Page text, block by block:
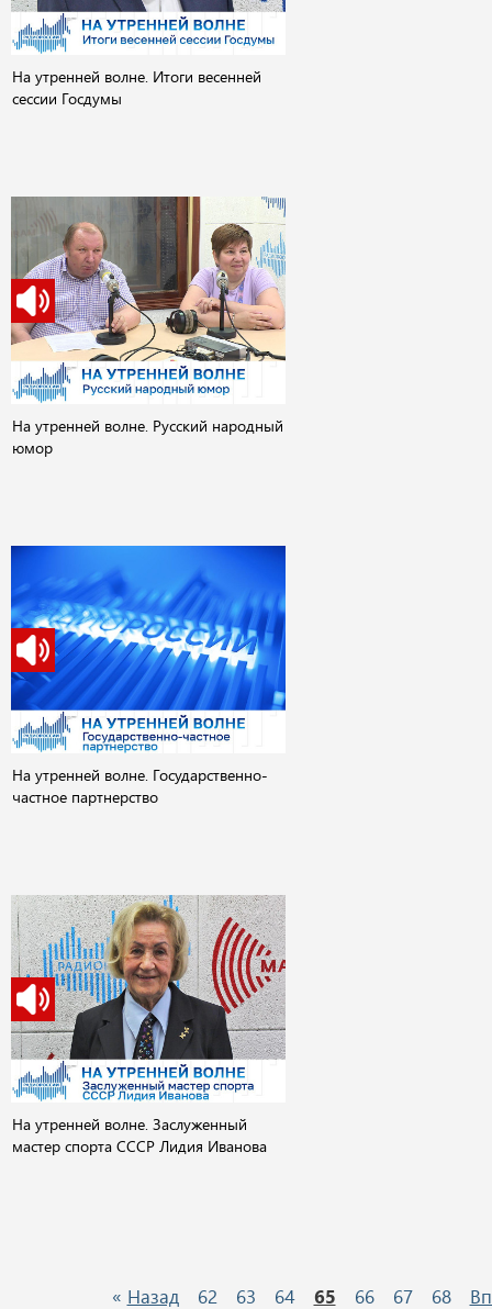
На утренней волне. Итоги весенней
сессии Госдумы
На утренней волне. Русский народный
юмор
На утренней волне. Государственно-
частное партнерство
На утренней волне. Заслуженный
мастер спорта СССР Лидия Иванова
« Назад 62 63 64 65 66 67 68